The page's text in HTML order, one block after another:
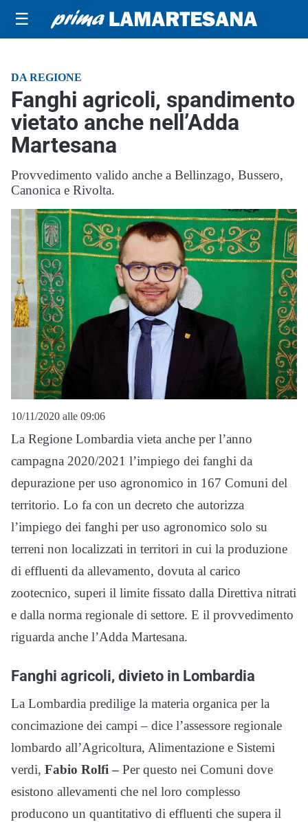
☰
DA REGIONE
Fanghi agricoli, spandimento
vietato anche nell’Adda
Martesana
Provvedimento valido anche a Bellinzago, Bussero,
Canonica e Rivolta.
10/11/2020 alle 09:06
La Regione Lombardia vieta anche per l’anno
campagna 2020/2021 l’impiego dei fanghi da
depurazione per uso agronomico in 167 Comuni del
territorio. Lo fa con un decreto che autorizza
l’impiego dei fanghi per uso agronomico solo su
terreni non localizzati in territori in cui la produzione
di effluenti da allevamento, dovuta al carico
zootecnico, superi il limite fissato dalla Direttiva nitrati
e dalla norma regionale di settore. E il provvedimento
riguarda anche l’Adda Martesana.
Fanghi agricoli, divieto in Lombardia
La Lombardia predilige la materia organica per la
concimazione dei campi – dice l’assessore regionale
lombardo all’Agricoltura, Alimentazione e Sistemi
verdi, Fabio Rolfi – Per questo nei Comuni dove
esistono allevamenti che nel loro complesso
producono un quantitativo di effluenti che supera il